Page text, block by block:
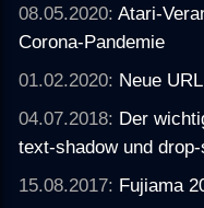
08.05.2020:Atari-
Corona-Pandemie
01.02.2020: Neue
04.07.2018: Der
text-shadow und
15.08.2017: Fujiama